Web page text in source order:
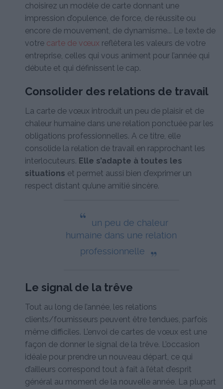
choisirez un modèle de carte donnant une
impression d’opulence, de force, de réussite ou
encore de mouvement, de dynamisme... Le texte de
votre carte de vœux reflètera les valeurs de votre
entreprise, celles qui vous animent pour l’année qui
débute et qui définissent le cap.
Consolider des relations de travail
La carte de vœux introduit un peu de plaisir et de
chaleur humaine dans une relation ponctuée par les
obligations professionnelles. A ce titre, elle
consolide la relation de travail en rapprochant les
interlocuteurs. Elle s’adapte à toutes les
situations et permet aussi bien d’exprimer un
respect distant qu’une amitié sincère.
“
un peu de chaleur
humaine dans une relation
professionnelle
„
Le signal de la trêve
Tout au long de l’année, les relations
clients/fournisseurs peuvent être tendues, parfois
même difficiles. L’envoi de cartes de vœux est une
façon de donner le signal de la trêve. L’occasion
idéale pour prendre un nouveau départ, ce qui
d’ailleurs correspond tout à fait à l’état d’esprit
général au moment de la nouvelle année. La plupart